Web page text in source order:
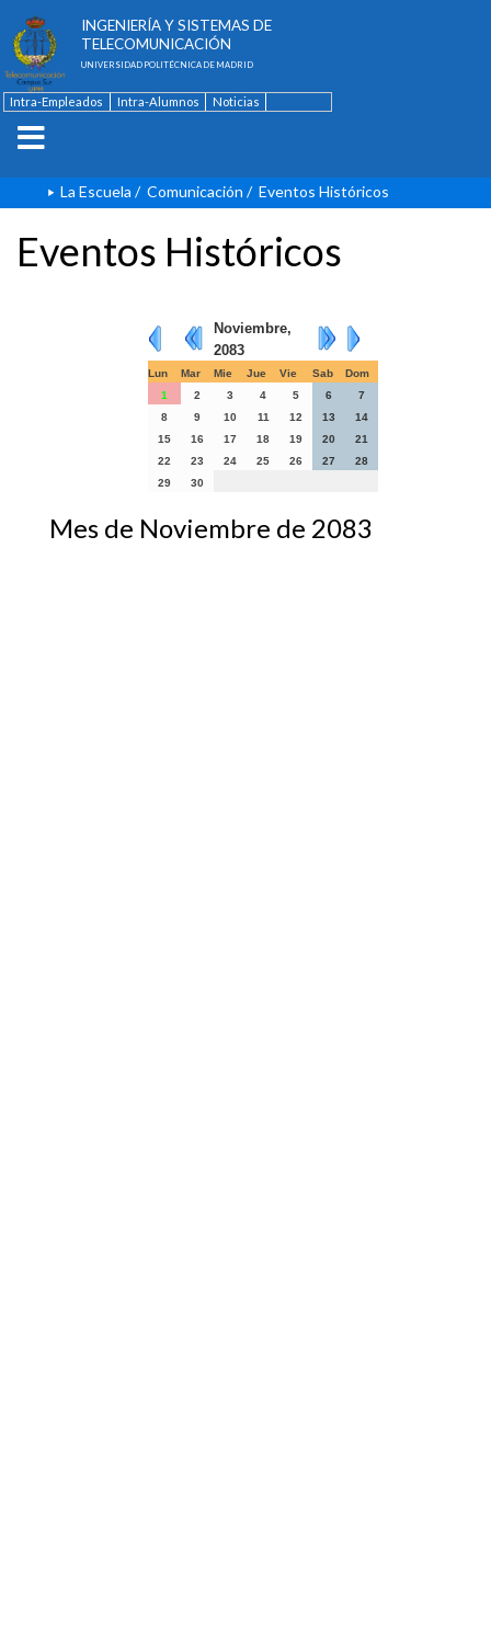
INGENIERÍA Y SISTEMAS DE
TELECOMUNICACIÓN
UNIVERSIDAD POLITÉCNICA DE MADRID
Intra-Empleados Intra-Alumnos
Noticias
La Escuela / Comunicación / Eventos Históricos
Eventos Históricos
Noviembre,
2083
Lun Mar Mie Jue Vie Sab
Dom
1
2 3 4 5 6
7
8
9 10 11 12 13
14
15
16 17 18 19 20
21
22
23 24 25 26 27
28
29
30
Mes de Noviembre de 2083